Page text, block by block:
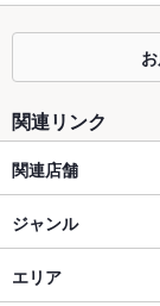
カウンター あり
ソファー なし
テラス席
貸切
設備
Wi-Fi
関連リンク
関連店舗
とめ手羽
九州名物とめ手羽
ジャンル
居酒屋
エリア